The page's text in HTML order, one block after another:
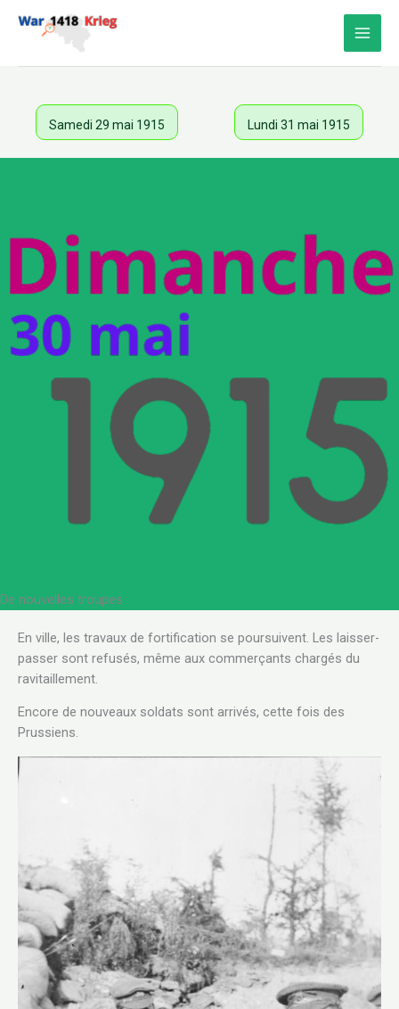
Samedi 29 mai 1915 Lundi 31 mai 1915
De nouvelles troupes
En ville, les travaux de fortification se poursuivent. Les laisser-
passer sont refusés, même aux commerçants chargés du
ravitaillement.
Encore de nouveaux soldats sont arrivés, cette fois des
Prussiens.